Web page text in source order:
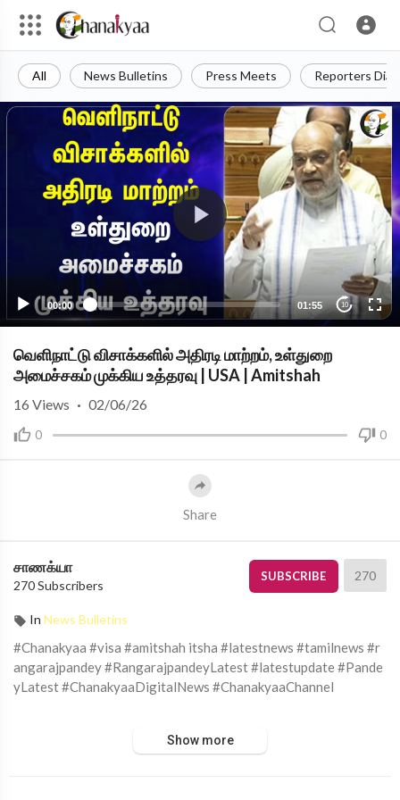
All News Bulletins Press Meets Reporters
00:00 01:55 10
வெளிநாட்டு விசாக்களில் அதிரடி மாற்றம், உள்துறை
அமைச்சகம் முக்கிய உத்தரவு | USA | Amitshah
0 0
16 Views · 02/06/26
Share
சாணக்யா
270 Subscribers
SUBSCRIBE 270
In News Bulletins
#Chanakyaa #visa #amitshah itsha #latestnews #tamilnews #r
angarajpandey #RangarajpandeyLatest #latestupdate #Pande
yLatest #ChanakyaaDigitalNews #ChanakyaaChannel
Show more